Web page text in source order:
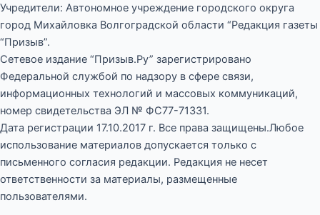
Учредители: Автономное учреждение городского округа
город Михайловка Волгоградской области “Редакция газеты
“Призыв”.
Сетевое издание “Призыв.Ру” зарегистрировано
Федеральной службой по надзору в сфере связи,
информационных технологий и массовых коммуникаций,
номер свидетельства ЭЛ № ФС77-71331.
Дата регистрации 17.10.2017 г. Все права защищены.Любое
использование материалов допускается только с
письменного согласия редакции. Редакция не несет
ответственности за материалы, размещенные
пользователями.